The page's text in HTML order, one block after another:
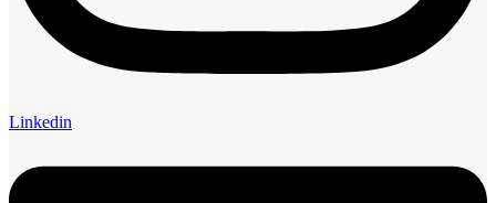
Linkedin